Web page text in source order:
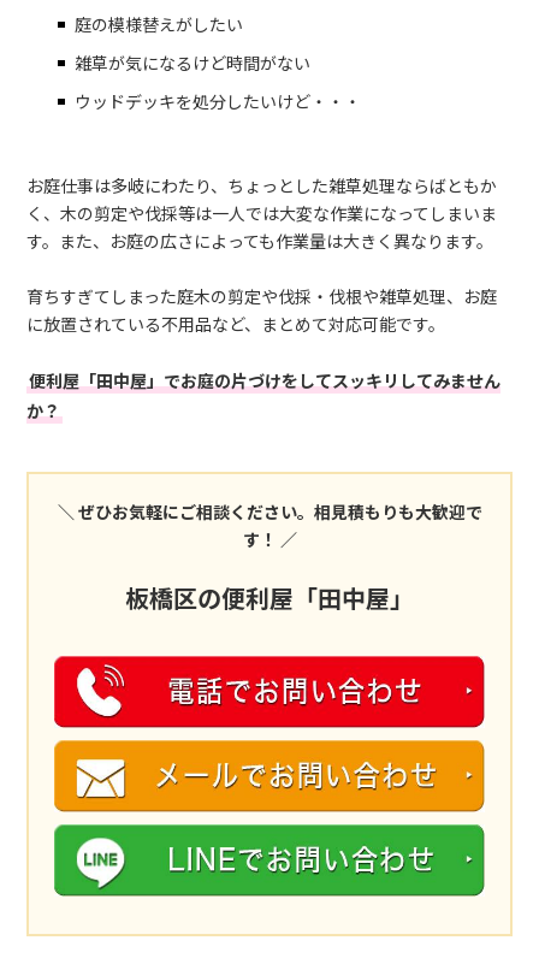
庭の模様替えがしたい
雑草が気になるけど時間がない
ウッドデッキを処分したいけど・・・
お庭仕事は多岐にわたり、ちょっとした雑草処理ならばともか
く、木の剪定や伐採等は一人では大変な作業になってしまいま
す。また、お庭の広さによっても作業量は大きく異なります。
育ちすぎてしまった庭木の剪定や伐採・伐根や雑草処理、お庭
に放置されている不用品など、まとめて対応可能です。
便利屋「田中屋」でお庭の片づけをしてスッキリしてみません
か？
＼ ぜひお気軽にご相談ください。相見積もりも大歓迎で
す！ ／
板橋区の便利屋「田中屋」